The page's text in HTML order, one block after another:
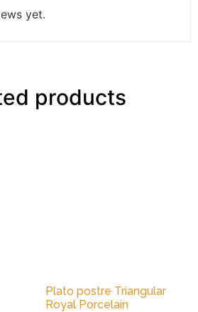
yet.
products
Plato postre Triangular
Royal Porcelain